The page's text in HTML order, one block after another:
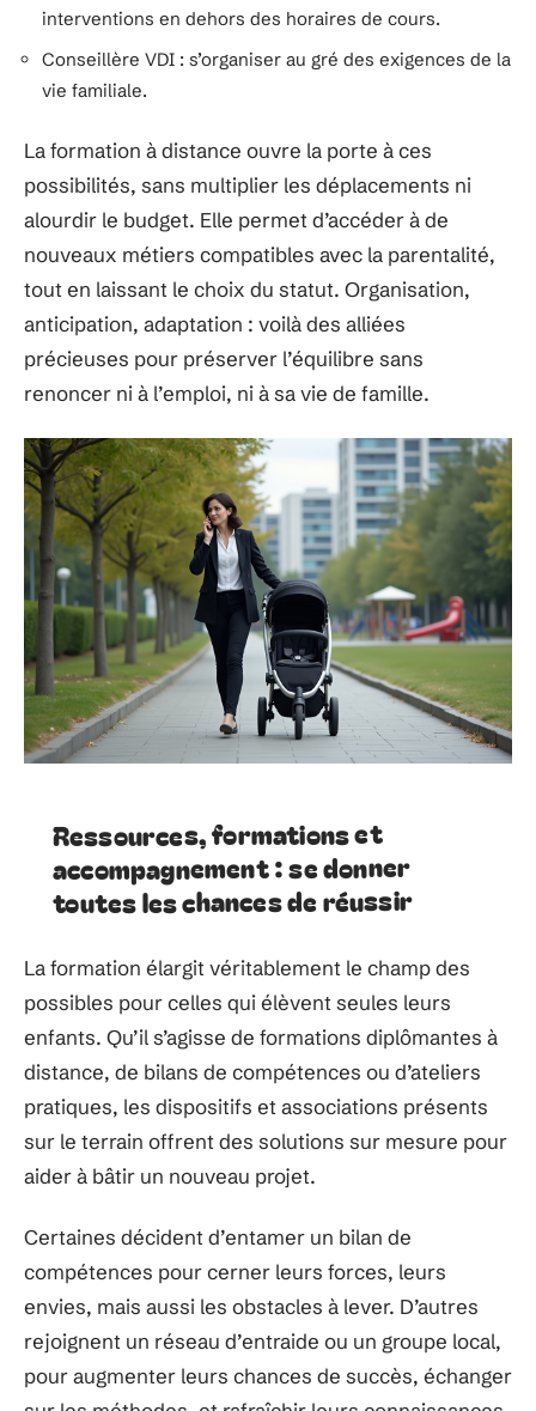
interventions en dehors des horaires de cours.
Conseillère VDI : s’organiser au gré des exigences de la
vie familiale.
La formation à distance ouvre la porte à ces
possibilités, sans multiplier les déplacements ni
alourdir le budget. Elle permet d’accéder à de
nouveaux métiers compatibles avec la parentalité,
tout en laissant le choix du statut. Organisation,
anticipation, adaptation : voilà des alliées
précieuses pour préserver l’équilibre sans
renoncer ni à l’emploi, ni à sa vie de famille.
Ressources, formations et
accompagnement : se donner
toutes les chances de réussir
La formation élargit véritablement le champ des
possibles pour celles qui élèvent seules leurs
enfants. Qu’il s’agisse de formations diplômantes à
distance, de bilans de compétences ou d’ateliers
pratiques, les dispositifs et associations présents
sur le terrain offrent des solutions sur mesure pour
aider à bâtir un nouveau projet.
Certaines décident d’entamer un bilan de
compétences pour cerner leurs forces, leurs
envies, mais aussi les obstacles à lever. D’autres
rejoignent un réseau d’entraide ou un groupe local,
pour augmenter leurs chances de succès, échanger